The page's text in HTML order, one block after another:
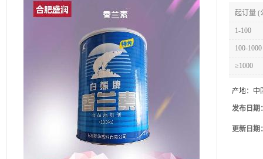
起订量 (
1-100
100-1000
≥1000
产地： 中
发布日期
更新日期